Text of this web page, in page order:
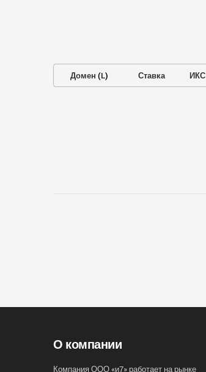
Домен (L) Ставка ИКС
О компании
Компания ООО «и7» работает на рынке